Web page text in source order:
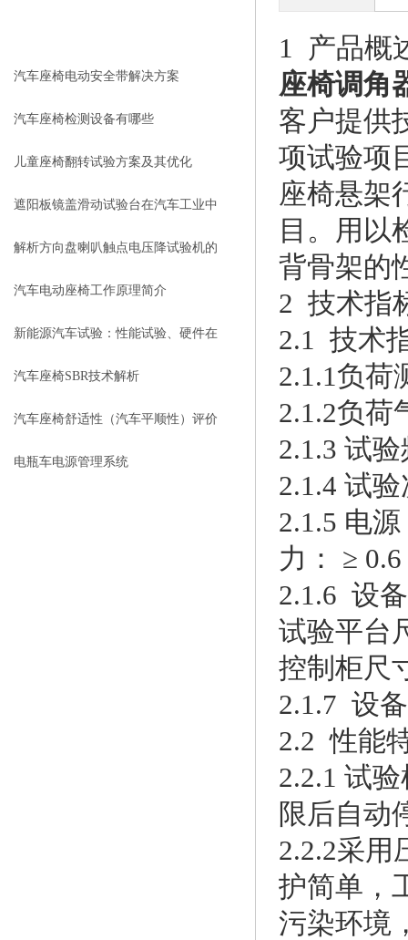
汽车座椅电动安全带解决方案
汽车座椅检测设备有哪些
儿童座椅翻转试验方案及其优化
遮阳板镜盖滑动试验台在汽车工业中
有哪些应用？
解析方向盘喇叭触点电压降试验机的
特点
汽车电动座椅工作原理简介
新能源汽车试验：性能试验、硬件在
环&试验数据管理
汽车座椅SBR技术解析
汽车座椅舒适性（汽车平顺性）评价
方法简介
电瓶车电源管理系统
1 产品概
座椅调角
客户提供
项试验项
座椅悬架
目。用以
背骨架的
2 技术指
2.1 技术
2.1.1负荷
2.1.2负荷
2.1.3 试
2.1.4 试
2.1.5 电
力： ≥
2.1.6 设
试验平台
控制柜尺
2.1.7 设
2.2 性能
2.2.1 试
限后自动
2.2.2采用
护简单，
污染环境